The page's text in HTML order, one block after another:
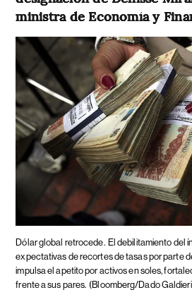
ministra de Economía y
Dólar global retrocede. El debilitamiento del
expectativas de recortes de tasas por parte
impulsa el apetito por activos en soles,
frente a sus pares. (Bloomberg/Dado